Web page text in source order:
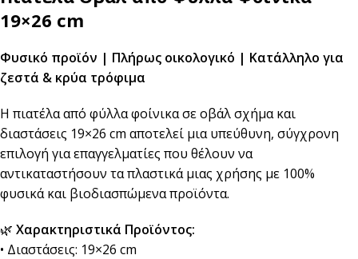
19×26 cm
Φυσικό προϊόν | Πλήρως οικολογικό | Κατάλληλο για
ζεστά & κρύα τρόφιμα
Η πιατέλα από φύλλα φοίνικα σε οβάλ σχήμα και
διαστάσεις 19×26 cm αποτελεί μια υπεύθυνη, σύγχρονη
επιλογή για επαγγελματίες που θέλουν να
αντικαταστήσουν τα πλαστικά μιας χρήσης με 100%
φυσικά και βιοδιασπώμενα προϊόντα.
🌿 Χαρακτηριστικά Προϊόντος:
• Διαστάσεις: 19×26 cm